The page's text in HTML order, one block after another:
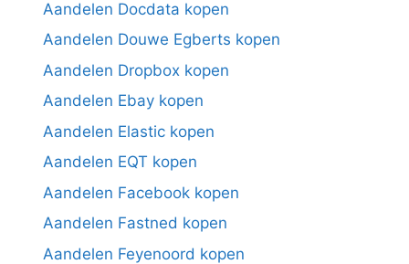
Aandelen Docdata kopen
Aandelen Douwe Egberts kopen
Aandelen Dropbox kopen
Aandelen Ebay kopen
Aandelen Elastic kopen
Aandelen EQT kopen
Aandelen Facebook kopen
Aandelen Fastned kopen
Aandelen Feyenoord kopen